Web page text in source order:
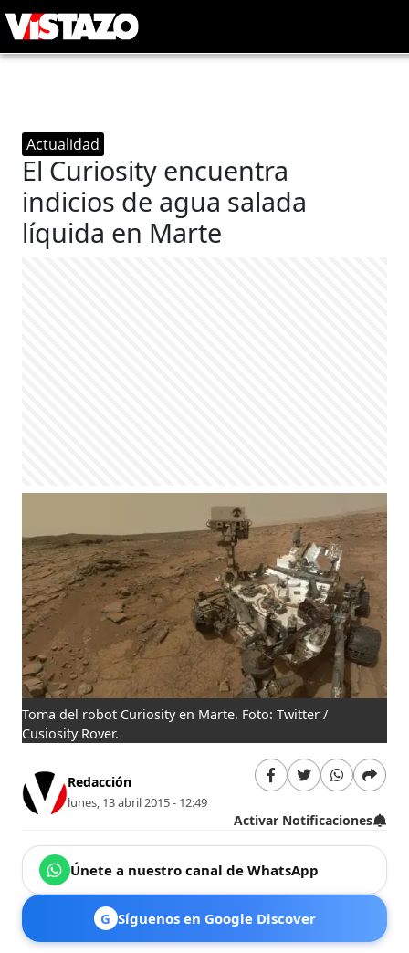
Actualidad
El Curiosity encuentra
indicios de agua salada
líquida en Marte
Toma del robot Curiosity en Marte. Foto: Twitter /
Cusiosity Rover.
Redacción
lunes, 13 abril 2015 - 12:49
Activar Notificaciones
Únete a nuestro canal de WhatsApp
G Síguenos en Google Discover